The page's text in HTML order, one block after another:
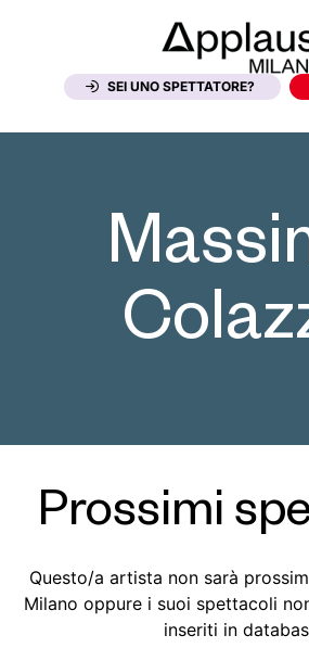
SEI UNO SPETTATORE?
Prossimi
Questo/a artista non sarà
Milano oppure i suoi spettacoli
inseriti in